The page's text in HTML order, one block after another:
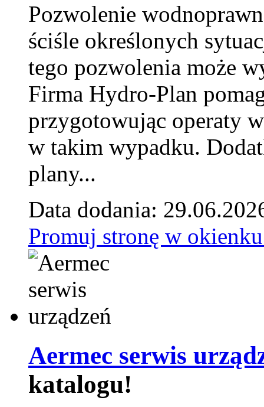
Pozwolenie
ściśle określonych
tego pozwolenia może
Firma Hydro-Plan
przygotowując operaty
w takim wypadku.
plany...
Data dodania:
Promuj stronę w
Aermec serwis
katalogu!